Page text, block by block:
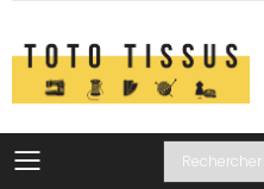
Toggle mobile
Recherche